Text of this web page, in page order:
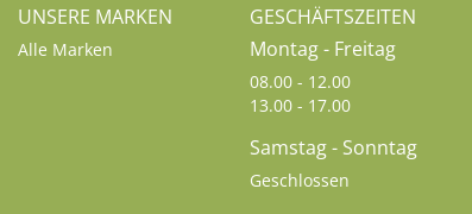
UNSERE MARKEN
Alle Marken
GESCHÄFTSZEITEN
Montag - Freitag
08.00 - 12.00
13.00 - 17.00
Samstag - Sonntag
Geschlossen